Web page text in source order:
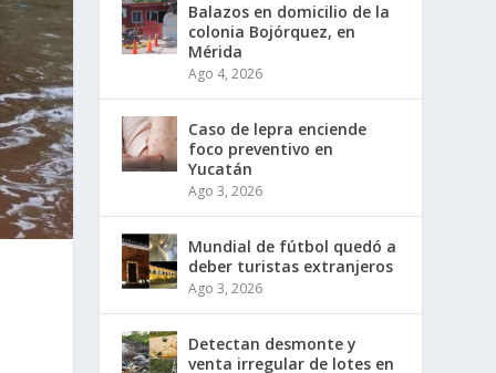
Balazos en domicilio de la
colonia Bojórquez, en
Mérida
Ago 4, 2026
Caso de lepra enciende
foco preventivo en
Yucatán
Ago 3, 2026
Mundial de fútbol quedó a
deber turistas extranjeros
Ago 3, 2026
Detectan desmonte y
venta irregular de lotes en